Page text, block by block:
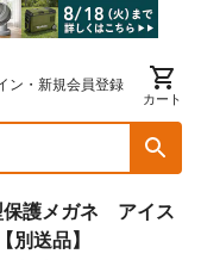
ン・新規会員登録
カート
保護メガネ アイス
送品】